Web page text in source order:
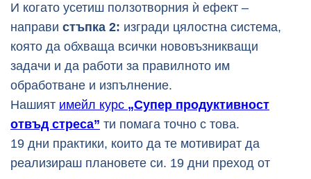
И когато усетиш ползотворния ѝ ефект –
направи стъпка 2: изгради цялостна система,
която да обхваща всички нововъзникващи
задачи и да работи за правилното им
обработване и изпълнение.
Нашият имейл курс „Супер продуктивност
отвъд стреса” ти помага точно с това.
19 дни практики, които да те мотивират да
реализираш плановете си. 19 дни преход от